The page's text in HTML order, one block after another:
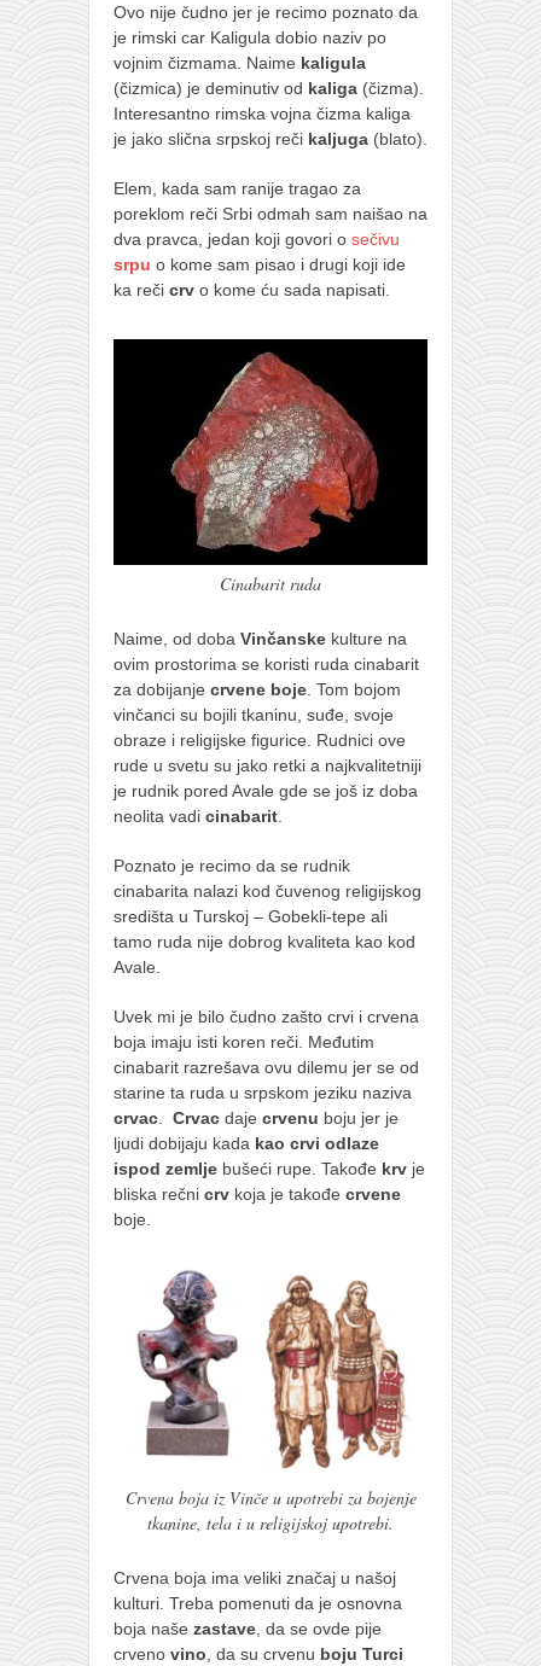
Ovo nije čudno jer je recimo poznato da
je rimski car Kaligula dobio naziv po
vojnim čizmama. Naime kaligula
(čizmica) je deminutiv od kaliga (čizma).
Interesantno rimska vojna čizma kaliga
je jako slična srpskoj reči kaljuga (blato).
Elem, kada sam ranije tragao za
poreklom reči Srbi odmah sam naišao na
dva pravca, jedan koji govori o sečivu
srpu o kome sam pisao i drugi koji ide
ka reči crv o kome ću sada napisati.
Cinabarit ruda
Naime, od doba Vinčanske kulture na
ovim prostorima se koristi ruda cinabarit
za dobijanje crvene boje . Tom bojom
vinčanci su bojili tkaninu, suđe, svoje
obraze i religijske figurice. Rudnici ove
rude u svetu su jako retki a najkvalitetniji
je rudnik pored Avale gde se još iz doba
neolita vadi cinabarit
Poznato je recimo da se rudnik
cinabarita nalazi kod čuvenog religijskog
središta u Turskoj – Gobekli-tepe ali
tamo ruda nije dobrog kvaliteta kao kod
Avale.
Uvek mi je bilo čudno zašto crvi i crvena
boja imaju isti koren reči. Međutim
cinabarit razrešava ovu dilemu jer se od
starine ta ruda u srpskom jeziku naziva
crvac
Crvac daje crvenu boju jer je
ljudi dobijaju kada kao crvi odlaze
ispod zemlje bušeći rupe. Takođe krv je
bliska rečni crv koja je takođe crvene
boje.
Crvena boja iz Vinče u upotrebi za bojenje
tkanine, tela i u religijskoj upotrebi.
Crvena boja ima veliki značaj u našoj
kulturi. Treba pomenuti da je osnovna
boja naše zastave , da se ovde pije
crveno vino , da su crvenu boju Turci